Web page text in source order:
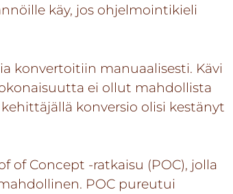
käy, jos ohjelmointikieli
konvertoitiin manuaalisesti. Kävi
ei ollut mahdollista
konversio olisi kestänyt
of Concept -ratkaisu (POC), jolla
POC pureutui